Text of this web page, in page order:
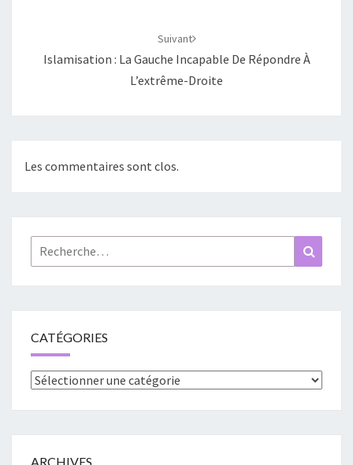
Suivant
Islamisation : La Gauche Incapable De Répondre À
L’extrême-Droite
Les commentaires sont clos.
Rechercher :
CATÉGORIES
Catégories
ARCHIVES